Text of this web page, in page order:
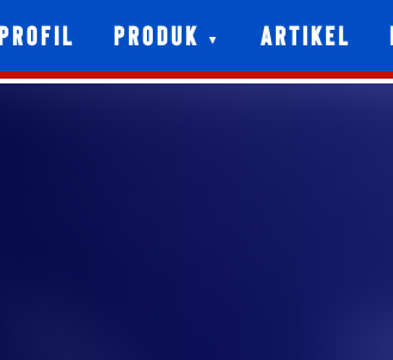
Profil Produk Artikel